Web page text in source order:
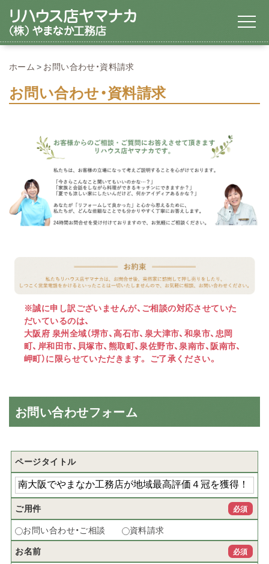
ホーム お問い合わせ・資料請求
お問い合わせ・資料請求
※誠に申し訳ございませんが、ご相談の対応させていた
だいているのは、
大阪府 泉州全域（堺市、高石市、泉大津市、和泉市、忠岡
町、岸和田市、貝塚市、熊取町、泉佐野市、泉南市、阪南市、
岬町）に限らせていただきます。 ご了承ください。
お問い合わせフォーム
ページタイトル
ご用件 必須
お問い合わせ・ご相談
資料請求
お名前
必須